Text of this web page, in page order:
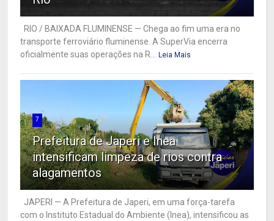
RIO / BAIXADA FLUMINENSE — Chega ao fim uma era no
transporte ferroviário fluminense. A SuperVia encerra
oficialmente suas operações na R... Leia Mais
7
Prefeitura de Japeri e Inea
intensificam limpeza de rios contra
alagamentos
JAPERI — A Prefeitura de Japeri, em uma força-tarefa
com o Instituto Estadual do Ambiente (Inea), intensificou as